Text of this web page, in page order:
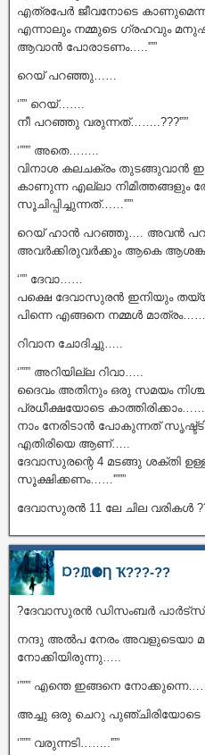
എത്രപേർ ജീവനോടെ
എന്നാലും നമ്മുടെ ഗ്രഹവും
ആവാൻ പോരാടണം…..'””
റെയ് പറഞ്ഞു……
‘”” റെയ്…….
നീ പറഞ്ഞു വരുന്നത്……..???'””
‘””” അതെ……..
വിനാശ കലചക്രം തുടങ്ങുവാൻ
കാണുന്ന എല്ലാ നിമിത്തങ്ങളും
സൂചിപ്പിച്ചുന്നത്……'””
റെയ് ഹാൻ പറഞ്ഞു…. അവൻ
അവർക്കിരുവർക്കും ആകെ
‘”” ദേവാ……
പക്ഷെ ദേവാസുരൻ ഇനിയും
പിന്നെ എങ്ങനെ നമ്മൾ
റിവാന ചോദിച്ചു…..
‘””” അറിയില്ല റിവാ…..
ദൈവം അതിനും ഒരു സമയം
പ്രധീക്ഷയോടെ
നാം നേരിടാൻ പോകുന്നത്
എതിരിയെ ആണ്…..
ദേവാസുരന്റെ 4 മടങ്ങു ശക്തി
സൂക്ഷിക്കണം……'”””
ദേവാസുരൻ 11 ലേ ചില വരികൾ
Ɒ?ᙢ⚈Ƞ Ҡ???‐??
?ദേവാസുരൻ ഡിസംബർ പാർട്സ്
നന്ദു അൽപ നേരം അവളുടെയാ
നോക്കിയിരുന്നു…..
‘””” എന്തെ ഇങ്ങനെ
അച്ചു ഒരു ചെറു പുഞ്ചിരിയോടെ
‘””” വരുന്നടി……..'””